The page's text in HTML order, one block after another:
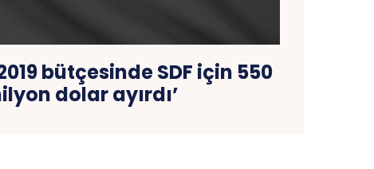
bütçesinde SDF için 550
dolar ayırdı’